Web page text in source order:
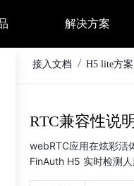
接入文档 H5 lite方
RTC兼容性说
webRTC应用在炫彩活
FinAuth H5 实时检测